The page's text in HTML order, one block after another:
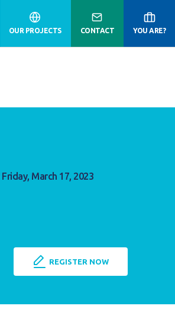
OUR PROJECTS CONTACT YOU ARE?
March 17, 2023
REGISTER NOW